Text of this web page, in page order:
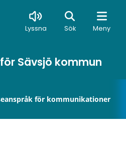
Lyssna Sök Meny
Sök
Sävsjö kommun
för kommunikationer